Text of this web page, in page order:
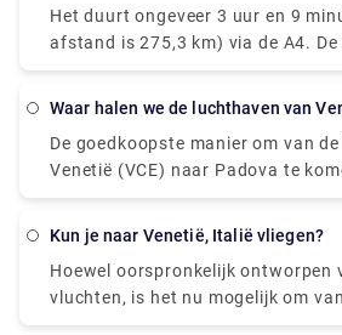
Het duurt ongeveer 3 uur en 9
afstand is 275,3 km) via de A4.
comfortabele manier om van
slechts 2 uur en 25 minuten naar
kunt in slechts drie uur van Milaan
rijden, maar als u haast heeft,
trein nemen. Met een auto wordt
zoveel dagen als u zich kunt
onvergetelijke reis door Noord-
Waar halen we de luchthaven van
De goedkoopste manier om van
Venetië (VCE) naar Padova te
die € 6 - € 8 kost en er 1 uur en 25
Venetië (VCE) naar Padova te
die € 40 - € kost. 55 en duurt 35
Kun je naar Venetië, Italië vliegen?
Hoewel oorspronkelijk ontworpen
vluchten, is het nu mogelijk om
grote Europese steden